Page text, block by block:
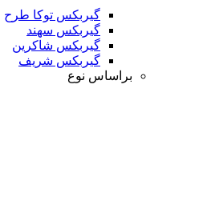
گیربکس توکا طرح
گیربکس سهند
گیربکس شاکرین
گیربکس شریف
براساس نوع